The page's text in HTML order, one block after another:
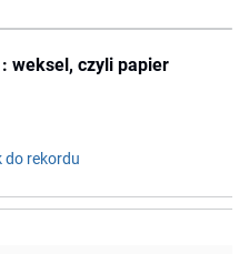
weksel, czyli papier
do rekordu